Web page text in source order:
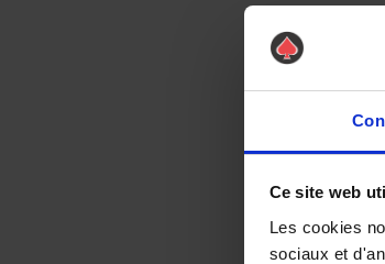
Ce site web
Les cookies
sociaux et